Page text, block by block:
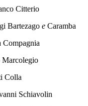
Citterio
Bartezago e Caramba
Compagnia
Colla
Schiavolin